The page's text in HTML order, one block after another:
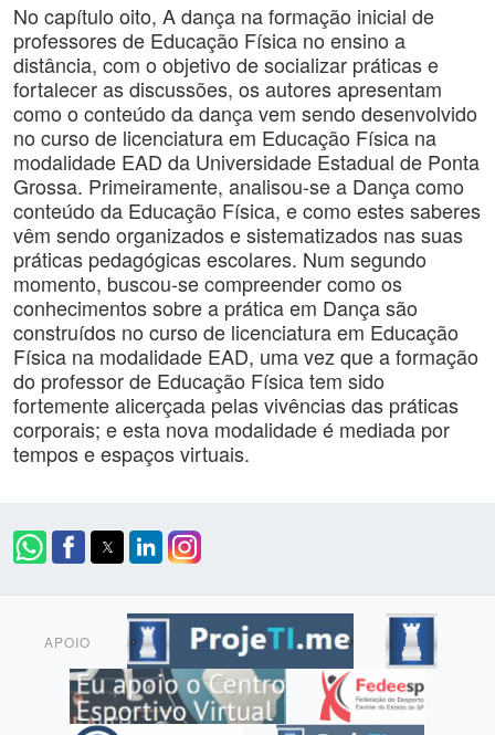
No capítulo oito, A dança na formação inicial de
professores de Educação Física no ensino a
distância, com o objetivo de socializar práticas e
fortalecer as discussões, os autores apresentam
como o conteúdo da dança vem sendo desenvolvido
no curso de licenciatura em Educação Física na
modalidade EAD da Universidade Estadual de Ponta
Grossa. Primeiramente, analisou-se a Dança como
conteúdo da Educação Física, e como estes saberes
vêm sendo organizados e sistematizados nas suas
práticas pedagógicas escolares. Num segundo
momento, buscou-se compreender como os
conhecimentos sobre a prática em Dança são
construídos no curso de licenciatura em Educação
Física na modalidade EAD, uma vez que a formação
do professor de Educação Física tem sido
fortemente alicerçada pelas vivências das práticas
corporais; e esta nova modalidade é mediada por
tempos e espaços virtuais.
APOIO